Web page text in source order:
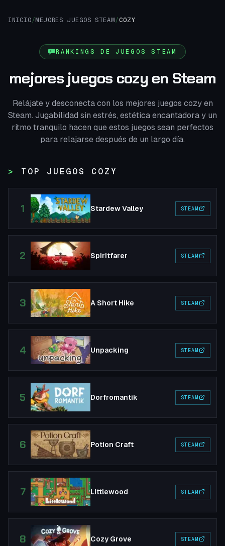
INICIO / MEJORES JUEGOS STEAM /COZY
RANKINGS DE JUEGOS STEAM
mejores juegos cozy en Steam
Relájate y desconecta con los mejores juegos cozy en
Steam. Jugabilidad sin estrés, estética encantadora y un
ritmo tranquilo hacen que estos juegos sean perfectos
para relajarse después de un largo día.
TOP JUEGOS COZY
1 Stardew Valley STEAM
2 Spiritfarer STEAM
3 A Short Hike STEAM
4 Unpacking STEAM
5 Dorfromantik STEAM
6 Potion Craft STEAM
7 Littlewood STEAM
8 Cozy Grove STEAM